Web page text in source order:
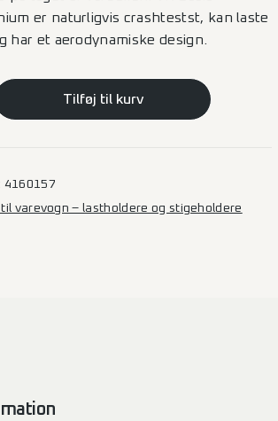
er naturligvis crashtestst, kan laste
har et aerodynamiske design.
Tilføj til kurv
4160157
varevogn – lastholdere og stigeholdere